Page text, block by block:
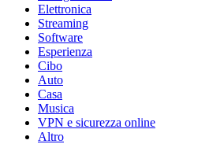
Elettronica
Streaming
Software
Esperienza
Cibo
Auto
Casa
Musica
VPN e sicurezza online
Altro